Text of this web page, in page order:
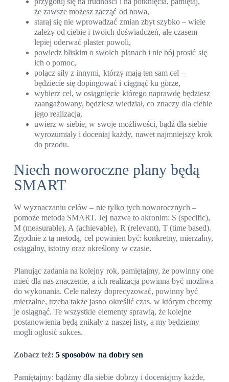
że zawsze możesz zacząć od nowa,
staraj się nie wprowadzać zmian zbyt szybko – wiele
zależy od ciebie i twoich doświadczeń, ale czasem
lepiej oderwać plaster powoli,
powiedz bliskim o swoich planach i nie bój prosić się
ich o pomoc,
połącz siły z innymi, którzy mają ten sam cel –
będziecie się dopingować i ciągnąć ku górze,
wybierz cel, w osiągnięcie którego naprawdę będziesz
zaangażowany, będziesz wiedział, co znaczy dla ciebie
jego realizacja,
uwierz w siebie, w swoje możliwości, bądź dla siebie
wyrozumiały i doceniaj każdy, nawet najmniejszy krok
do przodu.
Niech noworoczne plany będą
SMART
W wyznaczaniu celów – nie tylko tych noworocznych –
pomoże metoda SMART. Jej nazwa to akronim: S (specific),
M (measurable), A (achievable), R (relevant), T (time based).
Zgodnie z tą metodą, cel powinien być: konkretny, mierzalny,
osiągalny, istotny oraz określony w czasie.
Planując zadania na kolejny rok, pamiętajmy, że powinny one
mieć dla nas znaczenie, a ich realizacja powinna być możliwa
do wykonania. Cele należy doprecyzować, powinny być
mierzalne, trzeba także jasno określić czas, w którym chcemy
je osiągnąć. Te wszystkie elementy sprawią, że kolejne
postanowienia będą znikały z naszej listy, a my będziemy
mogli ogłosić sukces.
Zobacz też:5 sposobów na dobry sen
Pamiętajmy: bądźmy dla siebie dobrzy i doceniajmy każde,